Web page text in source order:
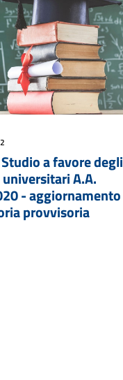
a favore degli
A.A.
- aggiornamento
provvisoria